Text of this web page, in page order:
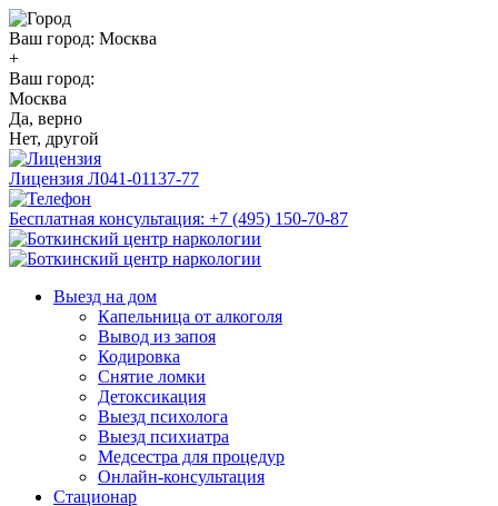
Ваш город: Москва
+
Ваш город:
Москва
Да, верно
Нет, другой
Лицензия Л041-01137-77
Бесплатная консультация: +7 (495) 150-70-87
Выезд на дом
Капельница от алкоголя
Вывод из запоя
Кодировка
Снятие ломки
Детоксикация
Выезд психолога
Выезд психиатра
Медсестра для процедур
Онлайн-консультация
Стационар